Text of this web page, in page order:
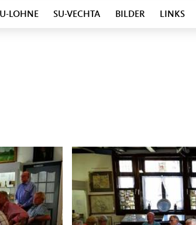
LOHNE SU-VECHTA BILDER LINKS